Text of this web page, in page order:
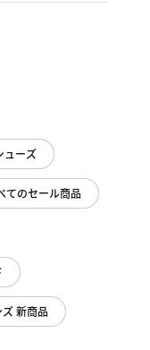
ューズ
てのセール商品
ズ 新商品